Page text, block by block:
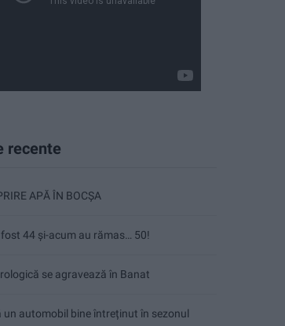
recente
APĂ ÎN BOCȘA
44 și-acum au rămas… 50!
se agravează în Banat
un automobil bine întreținut în sezonul